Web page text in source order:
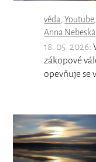
věda,Youtube,
Anna Nebeská
18. 05. 2026:
zákopové
opevňuje se